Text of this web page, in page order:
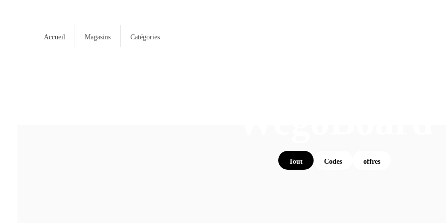
Accueil Magasins Catégories
Tout Codes offres